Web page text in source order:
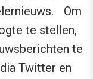
Om
te stellen,
te
Twitter en